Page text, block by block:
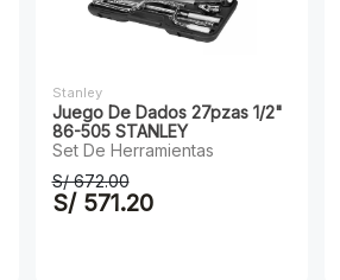
Stanley
Juego De Dados 27pzas 1/2"
86-505 STANLEY
Set De Herramientas
S/ 672.00
S/ 571.20